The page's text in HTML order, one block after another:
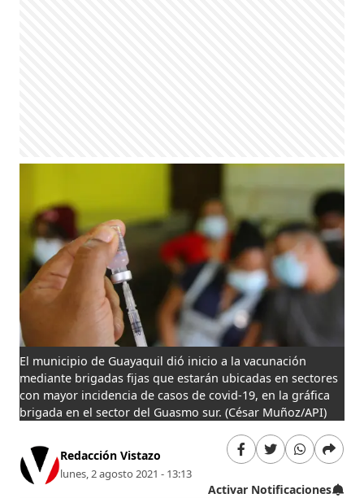
El municipio de Guayaquil dió inicio a la vacunación
mediante brigadas fijas que estarán ubicadas en sectores
con mayor incidencia de casos de covid-19, en la gráfica
brigada en el sector del Guasmo sur. (César Muñoz/API)
Redacción Vistazo
lunes, 2 agosto 2021 - 13:13
Activar Notificaciones